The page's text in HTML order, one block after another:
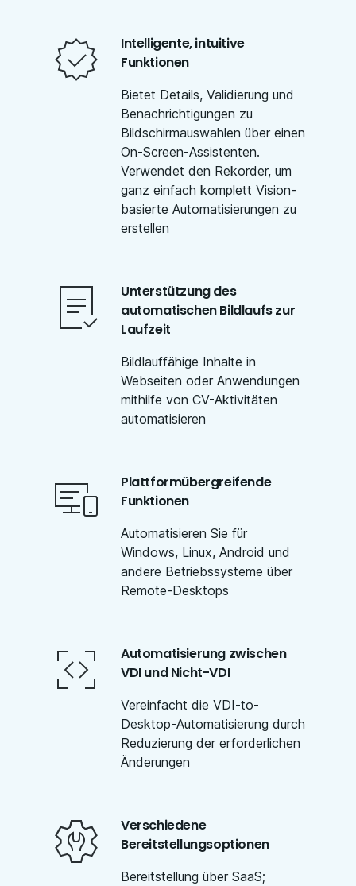
Intelligente, intuitive
Funktionen
Bietet Details, Validierung und
Benachrichtigungen zu
Bildschirmauswahlen über einen
On-Screen-Assistenten.
Verwendet den Rekorder, um
ganz einfach komplett Vision-
basierte Automatisierungen zu
erstellen
Unterstützung des
automatischen Bildlaufs zur
Laufzeit
Bildlauffähige Inhalte in
Webseiten oder Anwendungen
mithilfe von CV-Aktivitäten
automatisieren
Plattformübergreifende
Funktionen
Automatisieren Sie für
Windows, Linux, Android und
andere Betriebssysteme über
Remote-Desktops
Automatisierung zwischen
VDI und Nicht-VDI
Vereinfacht die VDI-to-
Desktop-Automatisierung durch
Reduzierung der erforderlichen
Änderungen
Verschiedene
Bereitstellungsoptionen
Bereitstellung über SaaS;